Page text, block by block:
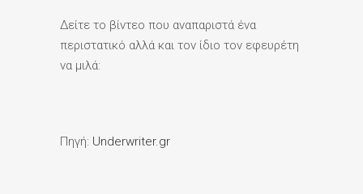
Δείτε το βίντεο που αναπαριστά ένα
περιστατικό αλλά και τον ίδιο τον εφευρέτη
να μιλά:
Πηγή: Underwriter.gr